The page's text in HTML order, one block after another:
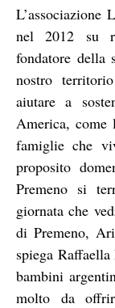
nel 2012 su
fondatore della
nostro
aiutare a
America, come
famiglie che
proposito
Premeno si
giornata che
di Premeno,
spiega
bambini
molto da